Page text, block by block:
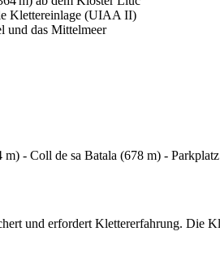
Klettereinlage (UIAA II)
und das Mittelmeer
- Coll de sa Batala (678 m) -
und erfordert Klettererfahrung. Die